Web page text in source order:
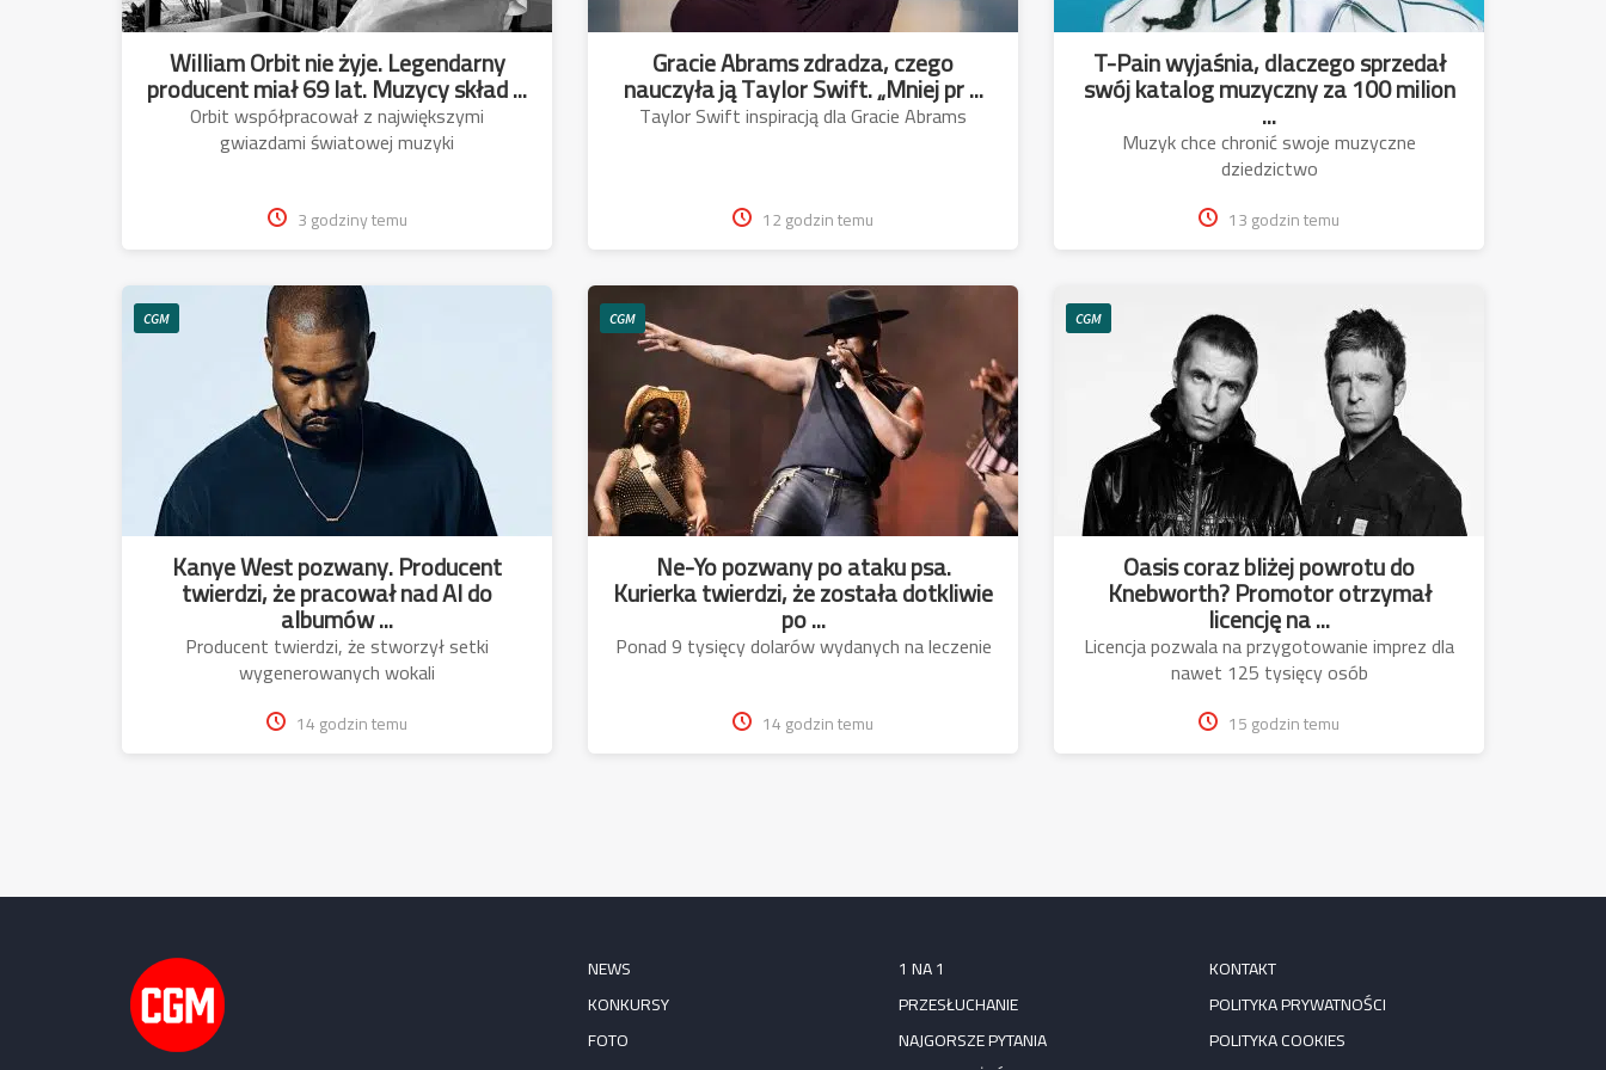
William Orbit nie żyje. Legendarny
producent miał 69 lat. Muzycy skład ...
Orbit współpracował z największymi
gwiazdami światowej muzyki
3 godziny temu
Gracie Abrams zdradza, czego
nauczyła ją Taylor Swift. „Mniej pr ...
Taylor Swift inspiracją dla Gracie Abrams
12 godzin temu
T-Pain wyjaśnia, dlaczego sprzedał
swój katalog muzyczny za 100 milion
...
Muzyk chce chronić swoje muzyczne
dziedzictwo
13 godzin temu
CGM
Kanye West pozwany. Producent
twierdzi, że pracował nad AI do
albumów ...
Producent twierdzi, że stworzył setki
wygenerowanych wokali
14 godzin temu
CGM
Ne-Yo pozwany po ataku psa.
Kurierka twierdzi, że została dotkliwie
po ...
Ponad 9 tysięcy dolarów wydanych na leczenie
14 godzin temu
CGM
Oasis coraz bliżej powrotu do
Knebworth? Promotor otrzymał
licencję na ...
Licencja pozwala na przygotowanie imprez dla
nawet 125 tysięcy osób
15 godzin temu
NEWS
KONKURSY
FOTO
1 NA 1
PRZESŁUCHANIE
NAJGORSZE PYTANIA
KONTAKT
POLITYKA PRYWATNOŚCI
POLITYKA COOKIES